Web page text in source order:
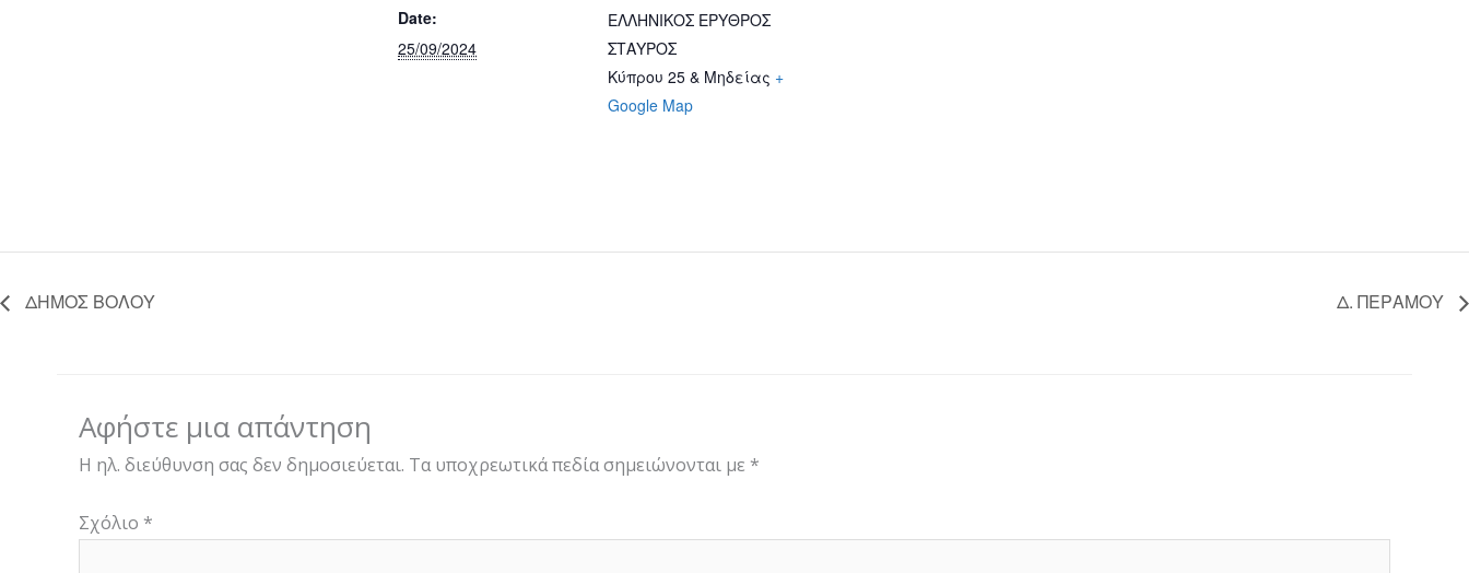
Date:
25/09/2024
ΕΛΛΗΝΙΚΟΣ ΕΡΥΘΡΟΣ
ΣΤΑΥΡΟΣ
Κύπρου 25 & Μηδείας +
Google Map
ΔΗΜΟΣ ΒΟΛΟΥ Δ. ΠΕΡΑΜΟΥ
Αφήστε μια απάντηση
Η ηλ. διεύθυνση σας δεν δημοσιεύεται. Τα υποχρεωτικά πεδία σημειώνονται με *
Σχόλιο *